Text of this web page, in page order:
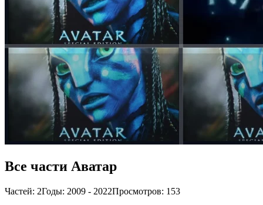
Все части Аватар
Частей: 2Годы: 2009 - 2022Просмотров: 153